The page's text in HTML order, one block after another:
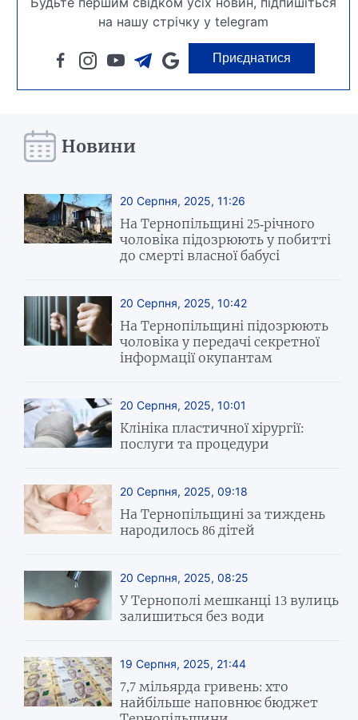
на нашу стрічку у telegram
Приєднатися
Новини
20 Серпня, 2025, 11:26
На Тернопільщині 25-річного
чоловіка підозрюють у побитті
до смерті власної бабусі
20 Серпня, 2025, 10:42
На Тернопільщині підозрюють
чоловіка у передачі секретної
інформації окупантам
20 Серпня, 2025, 10:01
Клініка пластичної хірургії:
послуги та процедури
20 Серпня, 2025, 09:18
На Тернопільщині за тиждень
народилось 86 дітей
20 Серпня, 2025, 08:25
У Тернополі мешканці 13 вулиць
залишиться без води
19 Серпня, 2025, 21:44
7,7 мільярда гривень: хто
найбільше наповнює бюджет